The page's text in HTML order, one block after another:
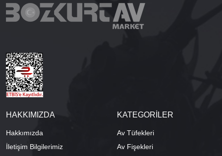
HAKKIMIZDA
Hakkımızda
İletişim Bilgilerimiz
KATEGORİLER
Av Tüfekleri
Av Fişekleri